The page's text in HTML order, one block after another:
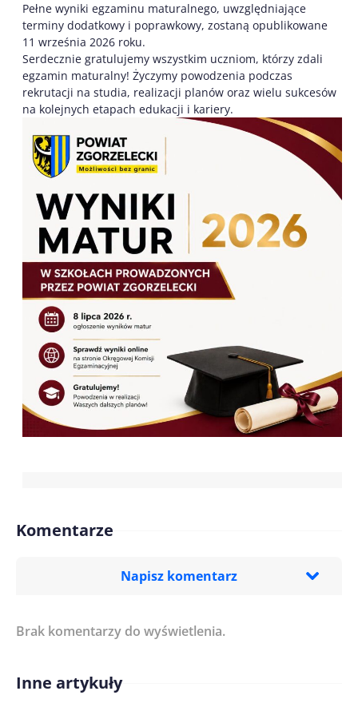
Pełne wyniki egzaminu maturalnego, uwzględniające
terminy dodatkowy i poprawkowy, zostaną opublikowane
11 września 2026 roku.
Serdecznie gratulujemy wszystkim uczniom, którzy zdali
egzamin maturalny! Życzymy powodzenia podczas
rekrutacji na studia, realizacji planów oraz wielu sukcesów
na kolejnych etapach edukacji i kariery.
Komentarze
Napisz komentarz
Treść komentarza*
Imię/ Nick*
Brak komentarzy do wyświetlenia.
Inne artykuły